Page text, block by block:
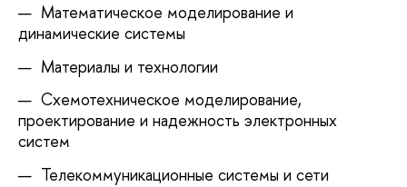
Математическое моделирование и
динамические системы
Материалы и технологии
Схемотехническое моделирование,
проектирование и надежность электронных
систем
Телекоммуникационные системы и сети